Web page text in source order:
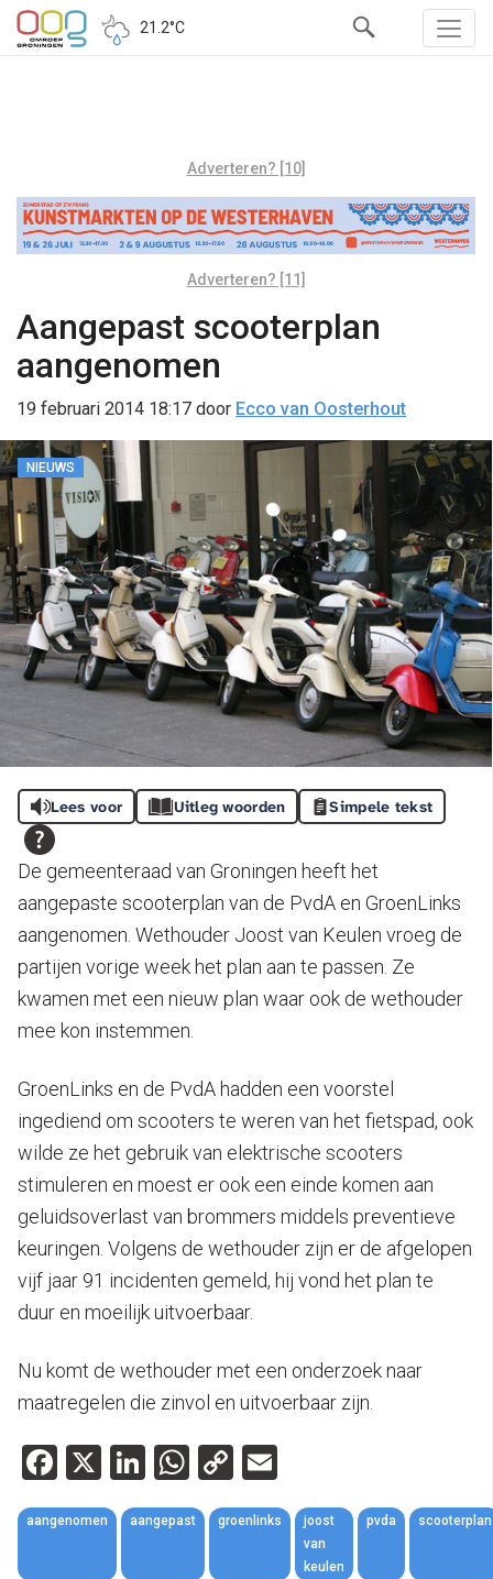
21.2°C
Adverteren? [10]
Adverteren? [11]
Aangepast scooterplan
aangenomen
19 februari 2014 18:17 door Ecco van Oosterhout
NIEUWS
Lees voor Uitleg woorden Simpele tekst
De gemeenteraad van Groningen heeft het
aangepaste scooterplan van de PvdA en GroenLinks
aangenomen. Wethouder Joost van Keulen vroeg de
partijen vorige week het plan aan te passen. Ze
kwamen met een nieuw plan waar ook de wethouder
mee kon instemmen.
GroenLinks en de PvdA hadden een voorstel
ingediend om scooters te weren van het fietspad, ook
wilde ze het gebruik van elektrische scooters
stimuleren en moest er ook een einde komen aan
geluidsoverlast van brommers middels preventieve
keuringen. Volgens de wethouder zijn er de afgelopen
vijf jaar 91 incidenten gemeld, hij vond het plan te
duur en moeilijk uitvoerbaar.
Nu komt de wethouder met een onderzoek naar
maatregelen die zinvol en uitvoerbaar zijn.
Facebook
X LinkedIn
WhatsApp
Copy
Link
aangenomen aangepast groenlinks
joost
van
keulen
pvda scooterplan